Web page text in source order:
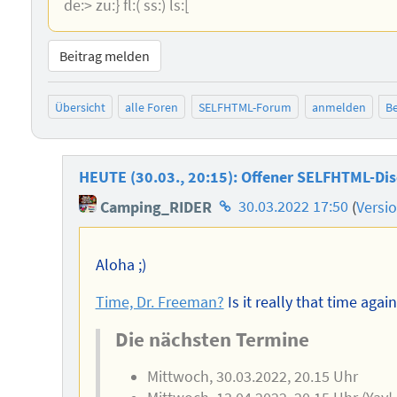
de:> zu:} fl:( ss:) ls:[
Beitrag melden
Übersicht alle Foren SELFHTML-Forum anmelden
HEUTE (30.03., 20:15): Offener SELFHTML-
Camping_RIDER Homepage
des
30.03.2022 17:50 (
Aloha ;)
Time, Dr. Freeman? Is it really that time
Die nächsten Termine
Mittwoch, 30.03.2022, 20.15 Uhr